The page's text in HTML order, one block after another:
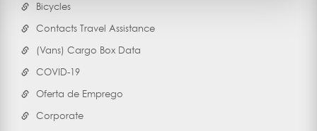
Bicycles
Contacts Travel Assistance
(Vans) Cargo Box Data
COVID-19
Oferta de Emprego
Corporate